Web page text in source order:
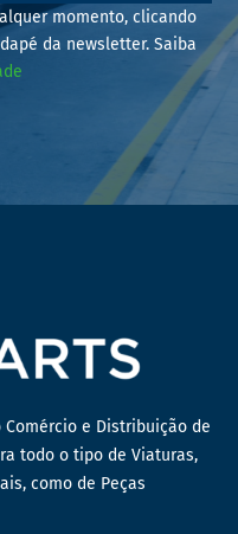
momento, clicando
da newsletter. Saiba
e Distribuição de
todo o tipo de Viaturas,
como de Peças